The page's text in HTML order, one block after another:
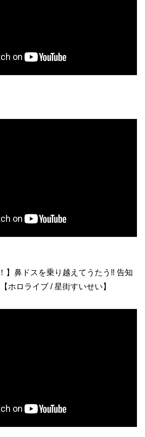
】鼻ドスを乗り越えてうたう‼ 告知
ホロライブ / 星街すいせい】